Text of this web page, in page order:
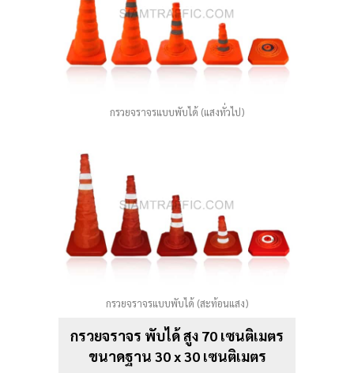
กรวยจราจรแบบพับได้ (แสงทั่วไป)
กรวยจราจรแบบพับได้ (สะท้อนแสง)
กรวยจราจร พับได้ สูง 70 เซนติเมตร
ขนาดฐาน 30 x 30 เซนติเมตร